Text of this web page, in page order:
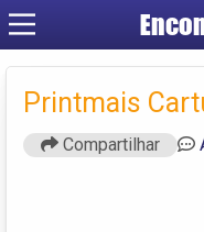
Printmais
Compartilhar